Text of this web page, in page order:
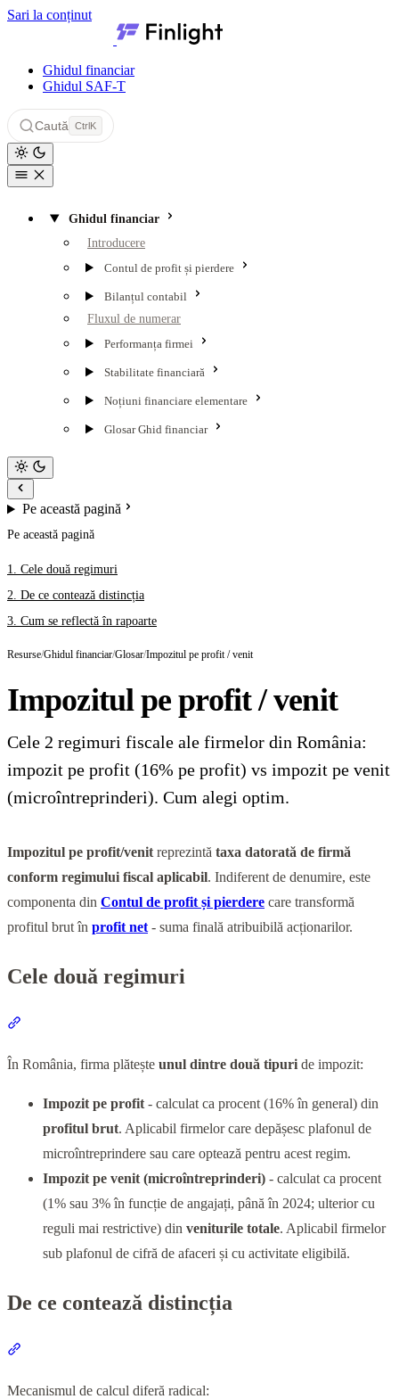
Sari la conținut
Finlight — Centru de resurse
Ghidul financiar
Ghidul SAF-T
Caută CtrlK
Ghidul financiar
Introducere
Contul de profit și pierdere
Bilanțul contabil
Fluxul de numerar
Performanța firmei
Stabilitate financiară
Noțiuni financiare elementare
Glosar Ghid financiar
Pe această pagină
Pe această pagină
Cele două regimuri
De ce contează distincția
Cum se reflectă în rapoarte
Resurse/Ghidul financiar/Glosar/Impozitul pe profit / venit
Impozitul pe profit / venit
Cele 2 regimuri fiscale ale firmelor din România:
impozit pe profit (16% pe profit) vs impozit pe venit
(microîntreprinderi). Cum alegi optim.
Impozitul pe profit/venit reprezintă taxa datorată de firmă
conform regimului fiscal aplicabil. Indiferent de denumire, este
componenta din Contul de profit și pierdere care transformă
profitul brut în profit net - suma finală atribuibilă acționarilor.
Cele două regimuri
În România, firma plătește unul dintre două tipuri de impozit:
Impozit pe profit - calculat ca procent (16% în general) din
profitul brut. Aplicabil firmelor care depășesc plafonul de
microîntreprindere sau care optează pentru acest regim.
Impozit pe venit (microîntreprinderi) - calculat ca procent
(1% sau 3% în funcție de angajați, până în 2024; ulterior cu
reguli mai restrictive) din veniturile totale. Aplicabil firmelor
sub plafonul de cifră de afaceri și cu activitate eligibilă.
De ce contează distincția
Mecanismul de calcul diferă radical: